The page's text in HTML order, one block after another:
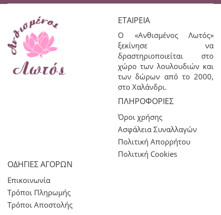
ΕΤΑΙΡΕΊΑ
Ο «Ανθισμένος Λωτός»
ξεκίνησε να
δραστηριοποιείται στο
χώρο των λουλουδιών και
των δώρων από το 2000,
στο Χαλάνδρι.
ΠΛΗΡΟΦΟΡΊΕΣ
Όροι χρήσης
Ασφάλεια Συναλλαγών
Πολιτική Απορρήτου
Πολιτική Cookies
ΟΔΗΓΙΕΣ ΑΓΟΡΩΝ
Επικοινωνία
Τρόποι Πληρωμής
Τρόποι Αποστολής